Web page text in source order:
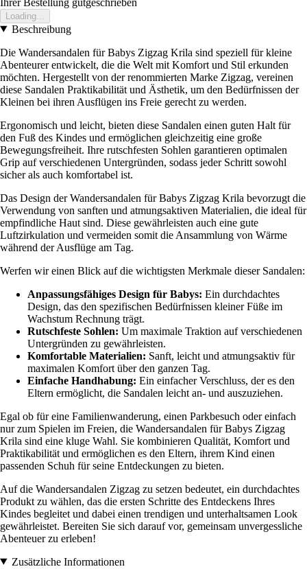
Loading...
Beschreibung
Die Wandersandalen für Babys Zigzag Krila sind speziell für kleine
Abenteurer entwickelt, die die Welt mit Komfort und Stil erkunden
möchten. Hergestellt von der renommierten Marke Zigzag, vereinen
diese Sandalen Praktikabilität und Ästhetik, um den Bedürfnissen der
Kleinen bei ihren Ausflügen ins Freie gerecht zu werden.
Ergonomisch und leicht, bieten diese Sandalen einen guten Halt für
den Fuß des Kindes und ermöglichen gleichzeitig eine große
Bewegungsfreiheit. Ihre rutschfesten Sohlen garantieren optimalen
Grip auf verschiedenen Untergründen, sodass jeder Schritt sowohl
sicher als auch komfortabel ist.
Das Design der Wandersandalen für Babys Zigzag Krila bevorzugt die
Verwendung von sanften und atmungsaktiven Materialien, die ideal für
empfindliche Haut sind. Diese gewährleisten auch eine gute
Luftzirkulation und vermeiden somit die Ansammlung von Wärme
während der Ausflüge am Tag.
Werfen wir einen Blick auf die wichtigsten Merkmale dieser Sandalen:
Anpassungsfähiges Design für Babys: Ein durchdachtes
Design, das den spezifischen Bedürfnissen kleiner Füße im
Wachstum Rechnung trägt.
Rutschfeste Sohlen: Um maximale Traktion auf verschiedenen
Untergründen zu gewährleisten.
Komfortable Materialien: Sanft, leicht und atmungsaktiv für
maximalen Komfort über den ganzen Tag.
Einfache Handhabung: Ein einfacher Verschluss, der es den
Eltern ermöglicht, die Sandalen leicht an- und auszuziehen.
Egal ob für eine Familienwanderung, einen Parkbesuch oder einfach
nur zum Spielen im Freien, die Wandersandalen für Babys Zigzag
Krila sind eine kluge Wahl. Sie kombinieren Qualität, Komfort und
Praktikabilität und ermöglichen es den Eltern, ihrem Kind einen
passenden Schuh für seine Entdeckungen zu bieten.
Auf die Wandersandalen Zigzag zu setzen bedeutet, ein durchdachtes
Produkt zu wählen, das die ersten Schritte des Entdeckens Ihres
Kindes begleitet und dabei einen trendigen und unterhaltsamen Look
gewährleistet. Bereiten Sie sich darauf vor, gemeinsam unvergessliche
Abenteuer zu erleben!
Zusätzliche Informationen